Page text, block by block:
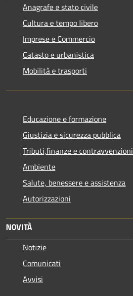
Anagrafe e stato civile
Cultura e tempo libero
Imprese e Commercio
Catasto e urbanistica
Mobilità e trasporti
Educazione e formazione
Giustizia e sicurezza pubblica
Tributi,finanze e contravvenzioni
Ambiente
Salute, benessere e assistenza
Autorizzazioni
NOVITÀ
Notizie
Comunicati
Avvisi